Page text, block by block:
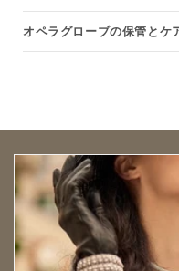
オペラグローブの保管とケ